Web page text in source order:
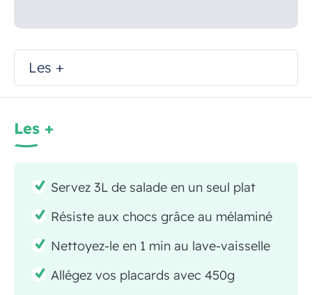
Les +
Les +
Servez 3L de salade en un seul plat
Résiste aux chocs grâce au mélaminé
Nettoyez-le en 1 min au lave-vaisselle
Allégez vos placards avec 450g